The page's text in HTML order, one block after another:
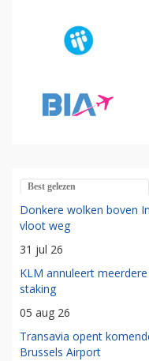
Best gelezen
Donkere wolken boven
vloot weg
31 jul 26
KLM annuleert
staking
05 aug 26
Transavia opent
Brussels Airport